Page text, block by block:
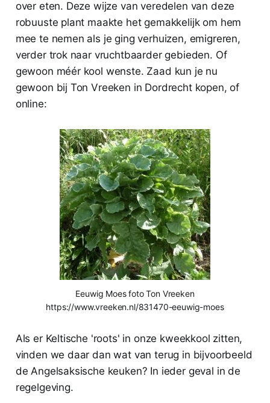
over eten. Deze wijze van veredelen van deze
robuuste plant maakte het gemakkelijk om hem
mee te nemen als je ging verhuizen, emigreren,
verder trok naar vruchtbaarder gebieden. Of
gewoon méér kool wenste. Zaad kun je nu
gewoon bij Ton Vreeken in Dordrecht kopen, of
online:
Eeuwig Moes foto Ton Vreeken
https://www.vreeken.nl/831470-eeuwig-moes
Als er Keltische 'roots' in onze kweekkool zitten,
vinden we daar dan wat van terug in bijvoorbeeld
de Angelsaksische keuken? In ieder geval in de
regelgeving.